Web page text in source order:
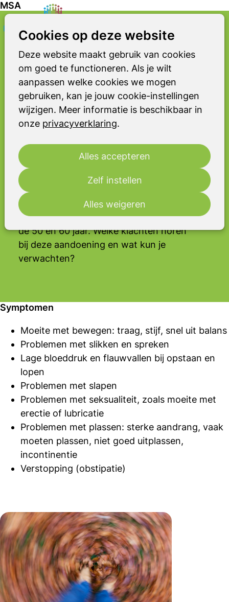
Cookies op deze website
Deze website maakt gebruik van cookies
om goed te functioneren. Als je wilt
aanpassen welke cookies we mogen
gebruiken, kan je jouw cookie-instellingen
wijzigen. Meer informatie is beschikbaar in
onze privacyverklaring.
Alles accepteren
Zelf instellen
Alles weigeren
MSA
MULTIPELE SYSTEEM ATROFIE
MSA is een zeldzame hersenziekte
waarbij hersencellen langzaam
afsterven. Dit komt door een ophoping
van bepaalde eiwitten in de
zenuwcellen. Door deze ophoping
goed doen.
In Nederland hebben ongeveer 1.500
tot 2.000 mensen MSA. De ziekte
komt even vaak voor bij mannen als bij
vrouwen. MSA begint meestal tussen
de 50 en 60 jaar. Welke klachten horen
bij deze aandoening en wat kun je
verwachten?
Symptomen
Moeite met bewegen: traag, stijf, snel uit balans
Problemen met slikken en spreken
Lage bloeddruk en flauwvallen bij opstaan en
lopen
Problemen met slapen
Problemen met seksualiteit, zoals moeite met
erectie of lubricatie
Problemen met plassen: sterke aandrang, vaak
moeten plassen, niet goed uitplassen,
incontinentie
Verstopping (obstipatie)